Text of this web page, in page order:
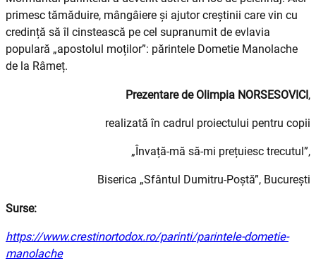
primesc tămăduire, mângâiere și ajutor creștinii care vin cu
credință să îl cinstească pe cel supranumit de evlavia
populară „apostolul moților”: părintele Dometie Manolache
de la Râmeț.
Prezentare de Olimpia NORSESOVICI,
realizată în cadrul proiectului pentru copii
„Învață-mă să-mi prețuiesc trecutul”,
Biserica „Sfântul Dumitru-Poștă”, București
Surse:
https://www.crestinortodox.ro/parinti/parintele-dometie-
manolache